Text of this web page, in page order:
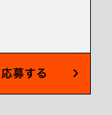
応募する